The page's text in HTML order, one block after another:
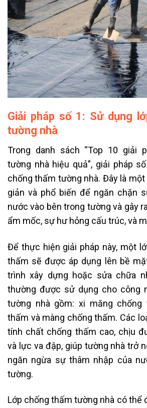
Giải pháp số 1: Sử dụng
tường nhà
Trong danh sách “Top 10 giải
tường nhà hiệu quả”, giải pháp
chống thấm tường nhà. Đây là
giản và phổ biến để ngăn chặn
nước vào bên trong tường và gây
ẩm mốc, sự hư hỏng cấu trúc, và
Để thực hiện giải pháp này, một
thấm sẽ được áp dụng lên bề
trình xây dựng hoặc sửa chữa
thường được sử dụng cho công
tường nhà gồm: xi măng chống
thấm và màng chống thấm. Các
tính chất chống thấm cao, chịu
và lực va đập, giúp tường nhà trở
ngăn ngừa sự thâm nhập của
tường.
Lớp chống thấm tường nhà có thể